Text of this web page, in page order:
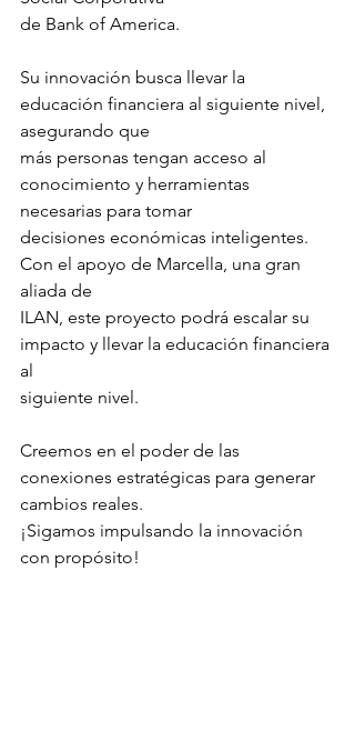
de Bank of America.
Su innovación busca llevar la
educación financiera al siguiente nivel,
asegurando que
más personas tengan acceso al
conocimiento y herramientas
necesarias para tomar
decisiones económicas inteligentes.
Con el apoyo de Marcella, una gran
aliada de
ILAN, este proyecto podrá escalar su
impacto y llevar la educación financiera
al
siguiente nivel.
Creemos en el poder de las
conexiones estratégicas para generar
cambios reales.
¡Sigamos impulsando la innovación
con propósito!